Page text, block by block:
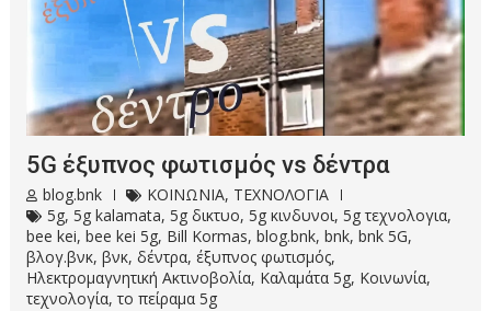
5G έξυπνος φωτισμός vs δέντρα
blog.bnk ΚΟΙΝΩΝΙΑ, ΤΕΧΝΟΛΟΓΙΑ
5g,5g kalamata,5g δικτυο,5g κινδυνοι,5g τεχνολογια,
bee kei,bee kei 5g, Bill Kormas,blog.bnk,bnk,bnk 5G,
βλογ.βνκ,βνκ,δέντρα,έξυπνος φωτισμός,
Ηλεκτρομαγνητική Ακτινοβολία, Καλαμάτα 5g, Κοινωνία,
τεχνολογία,το πείραμα 5g